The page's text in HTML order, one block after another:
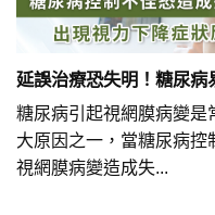
延誤治療恐失明！糖尿病
糖尿病引起視網膜病變是
大原因之一，當糖尿病
視網膜病變造成失...